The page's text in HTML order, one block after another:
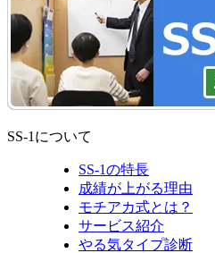
SS-1について
SS-1の特長
成績が上がる理由
モチアカ式とは？
サービス紹介
やる気タイプ診断